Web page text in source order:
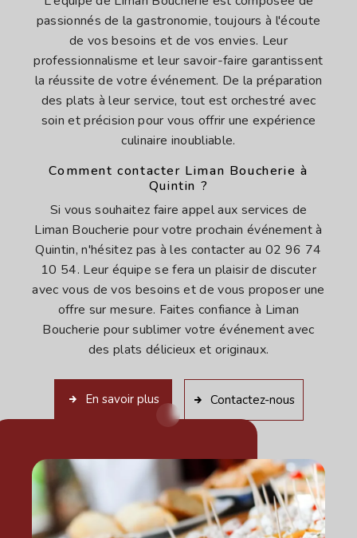
passionnés de la gastronomie, toujours à l'écoute
de vos besoins et de vos envies. Leur
professionnalisme et leur savoir-faire garantissent
la réussite de votre événement. De la préparation
des plats à leur service, tout est orchestré avec
soin et précision pour vous offrir une expérience
culinaire inoubliable.
Comment contacter Liman Boucherie à
Quintin ?
Si vous souhaitez faire appel aux services de
Liman Boucherie pour votre prochain événement à
Quintin, n'hésitez pas à les contacter au 02 96 74
10 54. Leur équipe se fera un plaisir de discuter
avec vous de vos besoins et de vous proposer une
offre sur mesure. Faites confiance à Liman
Boucherie pour sublimer votre événement avec
des plats délicieux et originaux.
En savoir plus Contactez-nous